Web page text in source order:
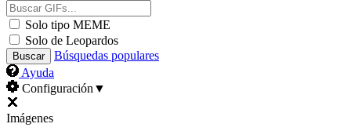
Solo tipo MEME
Solo de Leopardos
Búsquedas populares
Ayuda
Configuración ▼
Imágenes